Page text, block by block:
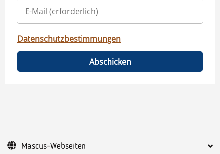
Datenschutzbestimmungen
Abschicken
Mascus-Webseiten